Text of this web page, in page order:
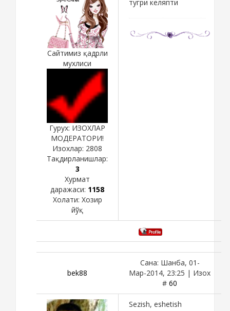
Сайтимиз қадрли
мухлиси
Гурух: ИЗОХЛАР
МОДЕРАТОРИ!
Изохлар: 2808
Тақдирланишлар:
3
Хурмат
даражаси: 1158
Холати: Хозир
йўқ
тугри келяпти
bek88
Сана: Шанба, 01-
Мар-2014, 23:25 | Изох
# 60
Sezish, eshetish